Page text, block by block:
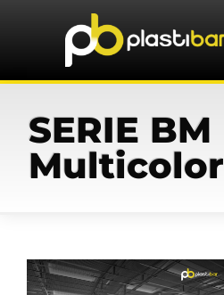
SERIE BM
Multicolor